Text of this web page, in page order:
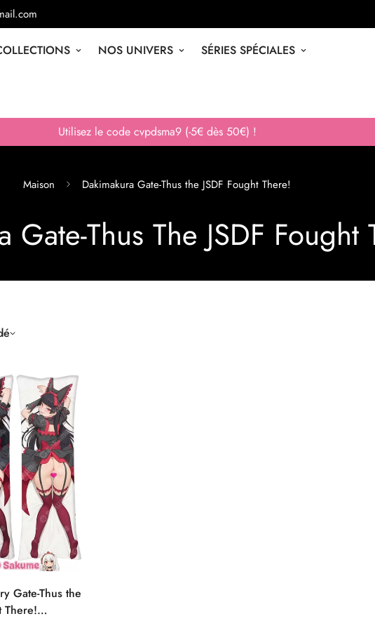
NOS UNIVERS SÉRIES SPÉCIALES
Utilisez le code cvpdsma9 (-5€ dès 50€) !
Maison Dakimakura Gate-Thus the JSDF Fought There!
Gate-Thus The JSDF Fought
Gate-Thus the
There!
sans